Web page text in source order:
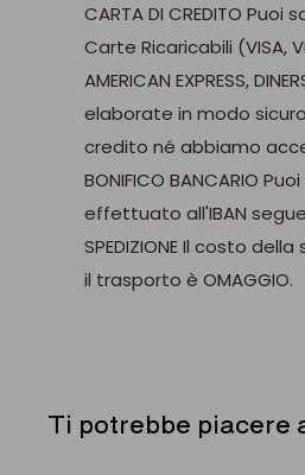
CAPACITÀ:40 cl.
DIMENSIONE:Ø 8,3 x
Possibilità di
preventivo, contattarci
CARTA DI CREDITO
Carte Ricaricabili (VISA,
AMERICAN EXPRESS,
elaborate in modo
credito né abbiamo
BONIFICO BANCARIO
effettuato all'IBAN
SPEDIZIONE Il costo
il trasporto è OMAGGIO.
Ti potrebbe piacere